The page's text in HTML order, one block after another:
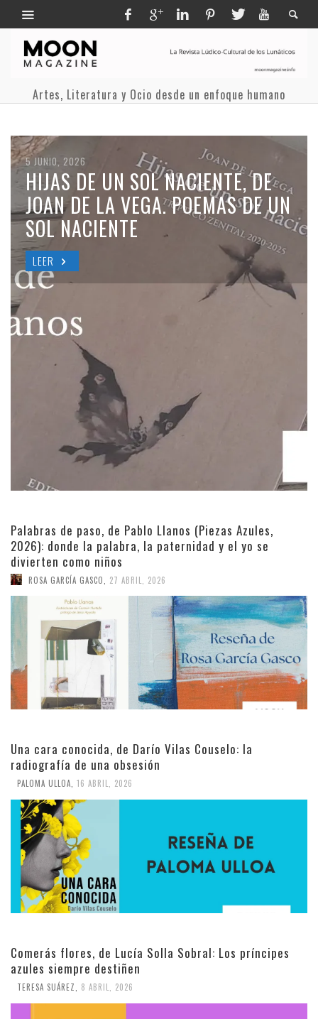
Artes, Literatura y Ocio desde un enfoque humano
30 JULIO, 2026
SOMBRERO DE NUBES. ARANTXA
ESTEBAN LÓPEZ. OLÉ LIBROS
(2025)
LEER
19 JUNIO, 2026
HUMANZEE, DE ÁNGEL PADILLA.
LA IMAGINACIÓN COMO
TRINCHERA
LEER
5 JUNIO, 2026
HIJAS DE UN SOL NACIENTE, DE
JOAN DE LA VEGA. POEMAS DE UN
SOL NACIENTE
LEER
2 JUNIO, 2026
VERSOS DE LOS RATOS
PERDIDOS, DE MONTSERRAT
ABUMALHAN
LEER
7 MAYO, 2026
ENTRE EL QUIOSCO Y EL CANON:
REDESCUBRIENDO A MARCIAL
LAFUENTE ESTEFANÍA
LEER
Palabras de paso, de Pablo Llanos (Piezas Azules,
2026): donde la palabra, la paternidad y el yo se
divierten como niños
ROSA GARCÍA GASCO 27 ABRIL, 2026
Una cara conocida, de Darío Vilas Couselo: la
radiografía de una obsesión
PALOMA ULLOA, 16 ABRIL, 2026
Comerás flores, de Lucía Solla Sobral: Los príncipes
azules siempre destiñen
TERESA SUÁREZ 8 ABRIL, 2026